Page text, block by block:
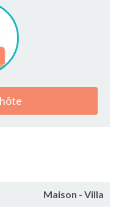
Maison - Villa